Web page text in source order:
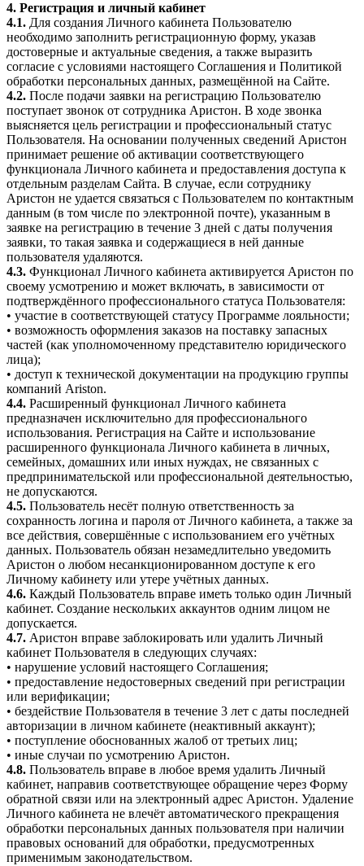
4. Регистрация и личный кабинет
4.1. Для создания Личного кабинета Пользователю
необходимо заполнить регистрационную форму, указав
достоверные и актуальные сведения, а также выразить
согласие с условиями настоящего Соглашения и Политикой
обработки персональных данных, размещённой на Сайте.
4.2. После подачи заявки на регистрацию Пользователю
поступает звонок от сотрудника Аристон. В ходе звонка
выясняется цель регистрации и профессиональный статус
Пользователя. На основании полученных сведений Аристон
принимает решение об активации соответствующего
функционала Личного кабинета и предоставления доступа к
отдельным разделам Сайта. В случае, если сотруднику
Аристон не удается связаться с Пользователем по контактным
данным (в том числе по электронной почте), указанным в
заявке на регистрацию в течение 3 дней с даты получения
заявки, то такая заявка и содержащиеся в ней данные
пользователя удаляются.
4.3. Функционал Личного кабинета активируется Аристон по
своему усмотрению и может включать, в зависимости от
подтверждённого профессионального статуса Пользователя:
• участие в соответствующей статусу Программе лояльности;
• возможность оформления заказов на поставку запасных
частей (как уполномоченному представителю юридического
лица);
• доступ к технической документации на продукцию группы
компаний Ariston.
4.4. Расширенный функционал Личного кабинета
предназначен исключительно для профессионального
использования. Регистрация на Сайте и использование
расширенного функционала Личного кабинета в личных,
семейных, домашних или иных нуждах, не связанных с
предпринимательской или профессиональной деятельностью,
не допускаются.
4.5. Пользователь несёт полную ответственность за
сохранность логина и пароля от Личного кабинета, а также за
все действия, совершённые с использованием его учётных
данных. Пользователь обязан незамедлительно уведомить
Аристон о любом несанкционированном доступе к его
Личному кабинету или утере учётных данных.
4.6. Каждый Пользователь вправе иметь только один Личный
кабинет. Создание нескольких аккаунтов одним лицом не
допускается.
4.7. Аристон вправе заблокировать или удалить Личный
кабинет Пользователя в следующих случаях:
• нарушение условий настоящего Соглашения;
• предоставление недостоверных сведений при регистрации
или верификации;
• бездействие Пользователя в течение 3 лет с даты последней
авторизации в личном кабинете (неактивный аккаунт);
• поступление обоснованных жалоб от третьих лиц;
• иные случаи по усмотрению Аристон.
4.8. Пользователь вправе в любое время удалить Личный
кабинет, направив соответствующее обращение через Форму
обратной связи или на электронный адрес Аристон. Удаление
Личного кабинета не влечёт автоматического прекращения
обработки персональных данных пользователя при наличии
правовых оснований для обработки, предусмотренных
применимым законодательством.